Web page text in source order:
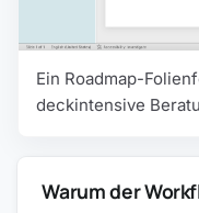
Ein Roadmap-
deckintensive
Warum der